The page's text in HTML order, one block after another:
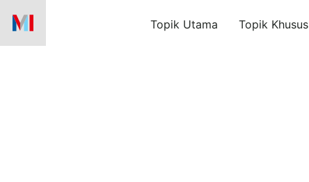
content
Topik Utama Topik Khusus